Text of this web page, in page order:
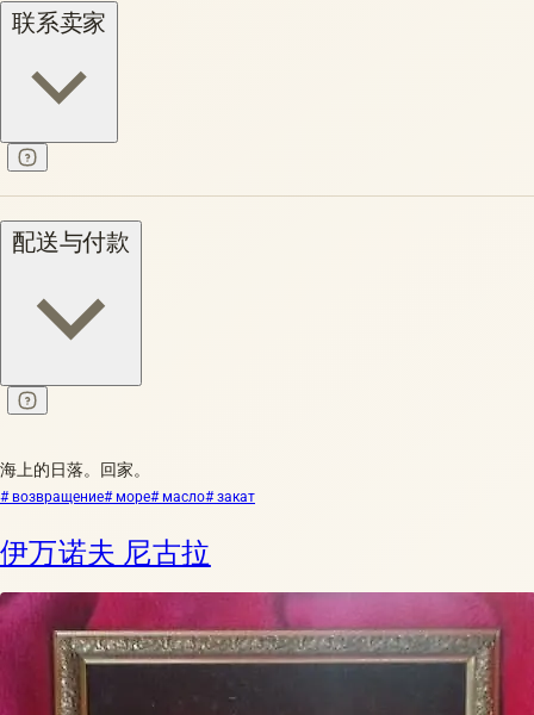
联系卖家
配送与付款
海上的日落。回家。
# возвращение# море# масло# закат
伊万诺夫 尼古拉